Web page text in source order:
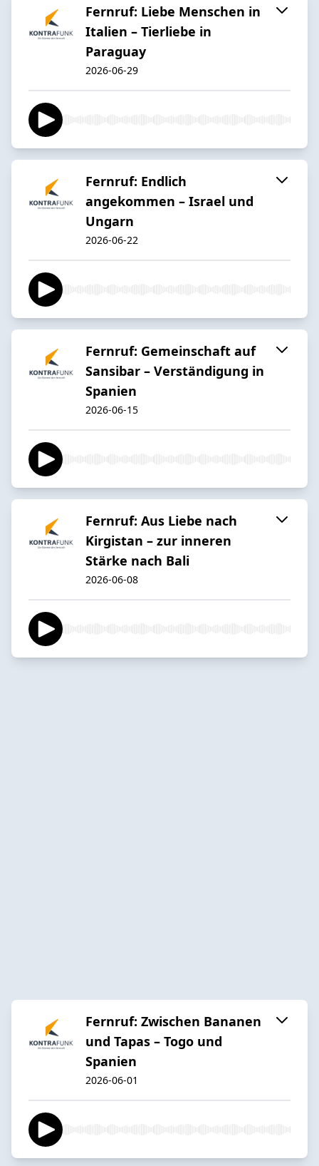
Fernruf: Liebe Menschen in
Italien – Tierliebe in
Paraguay
2026-06-29
Fernruf: Endlich
angekommen – Israel und
Ungarn
2026-06-22
Fernruf: Gemeinschaft auf
Sansibar – Verständigung in
Spanien
2026-06-15
Fernruf: Aus Liebe nach
Kirgistan – zur inneren
Stärke nach Bali
2026-06-08
Fernruf: Zwischen Bananen
und Tapas – Togo und
Spanien
2026-06-01